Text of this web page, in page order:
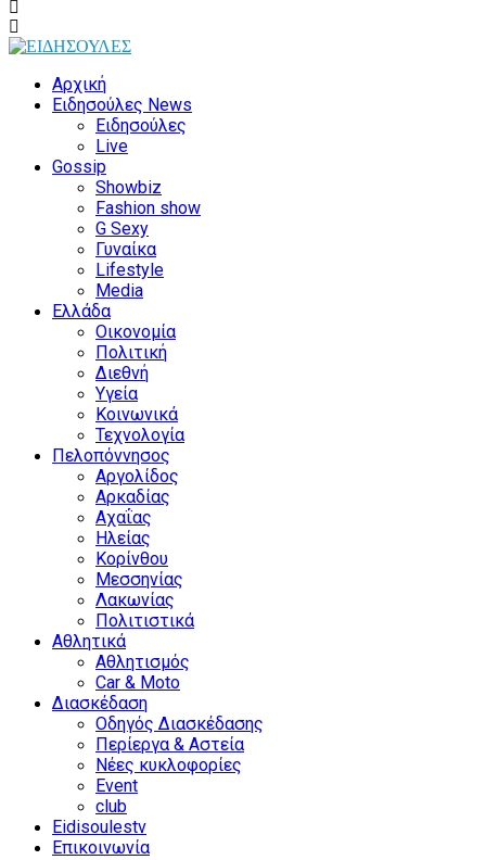
Αρχική
Ειδησούλες News
Ειδησούλες
Live
Gossip
Showbiz
Fashion show
G Sexy
Γυναίκα
Lifestyle
Media
Ελλάδα
Οικονομία
Πολιτική
Διεθνή
Υγεία
Κοινωνικά
Τεχνολογία
Πελοπόννησος
Αργολίδος
Αρκαδίας
Αχαΐας
Ηλείας
Κορίνθου
Μεσσηνίας
Λακωνίας
Πολιτιστικά
Αθλητικά
Αθλητισμός
Car & Moto
Διασκέδαση
Οδηγός Διασκέδασης
Περίεργα & Αστεία
Νέες κυκλοφορίες
Event
club
Eidisoulestv
Επικοινωνία